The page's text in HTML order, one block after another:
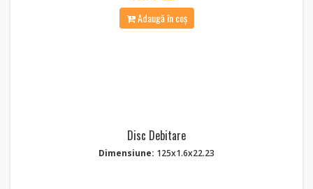
Adaugă în coș
Disc Debitare
Dimensiune: 125x1.6x22.23